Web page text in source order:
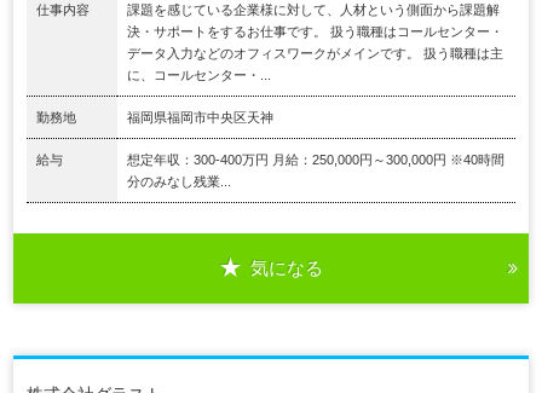
仕事内容
課題を感じている企業様に対して、人材という側面から課題解
決・サポートをするお仕事です。 扱う職種はコールセンター・
データ入力などのオフィスワークがメインです。 扱う職種は主
に、コールセンター・...
勤務地 福岡県福岡市中央区天神
給与
想定年収：300-400万円 月給：250,000円～300,000円 ※40時間
分のみなし残業...
気になる